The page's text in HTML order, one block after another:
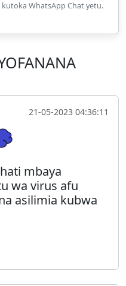
WhatsApp Chat yetu.
21-05-2023 04:36:11
mbaya
wa virus afu
asilimia kubwa